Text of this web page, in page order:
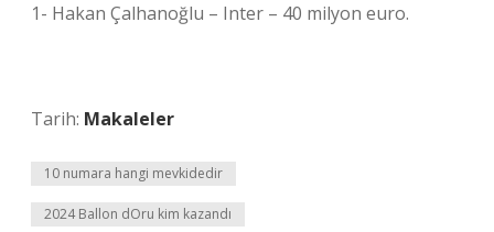
1- Hakan Çalhanoğlu – Inter – 40 milyon euro.
Tarih: Makaleler
10 numara hangi mevkidedir
2024 Ballon dOru kim kazandı